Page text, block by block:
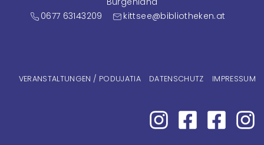
0677 63143209
kittsee@bibliotheken.at
Fußzeilenmenü
VERANSTALTUNGEN / PODUJATIA DATENSCHUTZ IMPRESSUM